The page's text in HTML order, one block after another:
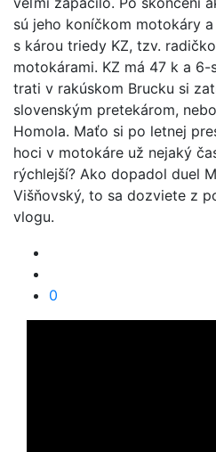
sú jeho koníčkom motokáry
s károu triedy KZ, tzv.
motokárami. KZ má 47 k a
trati v rakúskom Brucku si
slovenským pretekárom,
Homola. Maťo si po letnej
hoci v motokáre už nejaký
rýchlejší? Ako dopadol duel
Višňovský, to sa dozviete z
vlogu.
0